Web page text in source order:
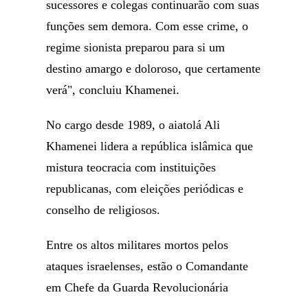
sucessores e colegas continuarão com suas
funções sem demora. Com esse crime, o
regime sionista preparou para si um
destino amargo e doloroso, que certamente
verá", concluiu Khamenei.
No cargo desde 1989, o aiatolá Ali
Khamenei lidera a república islâmica que
mistura teocracia com instituições
republicanas, com eleições periódicas e
conselho de religiosos.
Entre os altos militares mortos pelos
ataques israelenses, estão o Comandante
em Chefe da Guarda Revolucionária